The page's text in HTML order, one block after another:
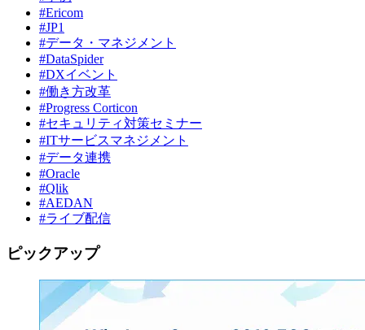
#Ericom
#JP1
#データ・マネジメント
#DataSpider
#DXイベント
#働き方改革
#Progress Corticon
#セキュリティ対策セミナー
#ITサービスマネジメント
#データ連携
#Oracle
#Qlik
#AEDAN
#ライブ配信
ピックアップ